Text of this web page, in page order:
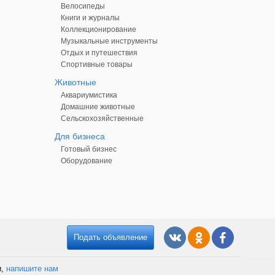
Велосипеды
Книги и журналы
Коллекционирование
Музыкальные инструменты
Отдых и путешествия
Спортивные товары
Животные
Аквариумистика
Домашние животные
Сельскохозяйственные
Для бизнеса
Готовый бизнес
Оборудование
Подать объявление
напишите нам